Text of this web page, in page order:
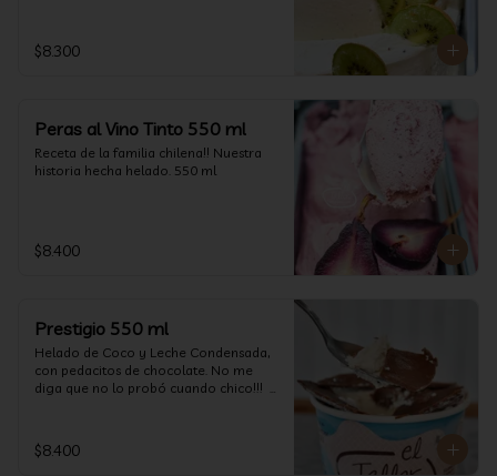
$8.300
Peras al Vino Tinto 550 ml
Receta de la familia chilena!! Nuestra
historia hecha helado. 550 ml
$8.400
Prestigio 550 ml
Helado de Coco y Leche Condensada,
con pedacitos de chocolate. No me
diga que no lo probó cuando chico!!!
$8.400